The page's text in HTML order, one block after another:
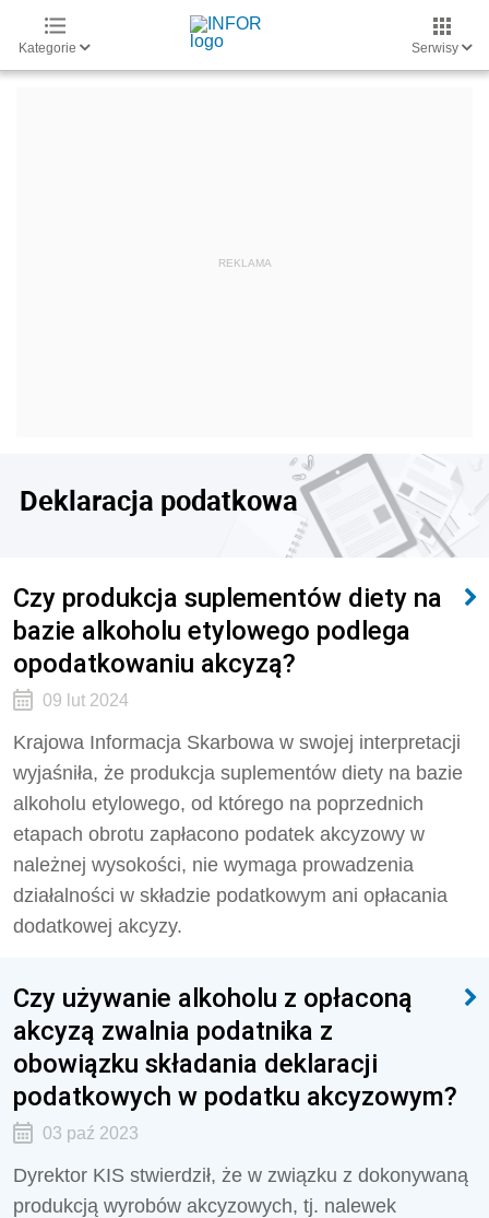
Kategorie Serwisy
Deklaracja podatkowa
Czy produkcja suplementów diety na
bazie alkoholu etylowego podlega
opodatkowaniu akcyzą?
09 lut 2024
Krajowa Informacja Skarbowa w swojej interpretacji
wyjaśniła, że produkcja suplementów diety na bazie
alkoholu etylowego, od którego na poprzednich
etapach obrotu zapłacono podatek akcyzowy w
należnej wysokości, nie wymaga prowadzenia
działalności w składzie podatkowym ani opłacania
dodatkowej akcyzy.
Czy używanie alkoholu z opłaconą
akcyzą zwalnia podatnika z
obowiązku składania deklaracji
podatkowych w podatku akcyzowym?
03 paź 2023
Dyrektor KIS stwierdził, że w związku z dokonywaną
produkcją wyrobów akcyzowych, tj. nalewek